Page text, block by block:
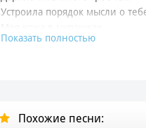
Устроила порядок мысли о
Я чувствую твой пульс,
Не отпускай меня сейчас,
Показать полностью
Похожие песни: